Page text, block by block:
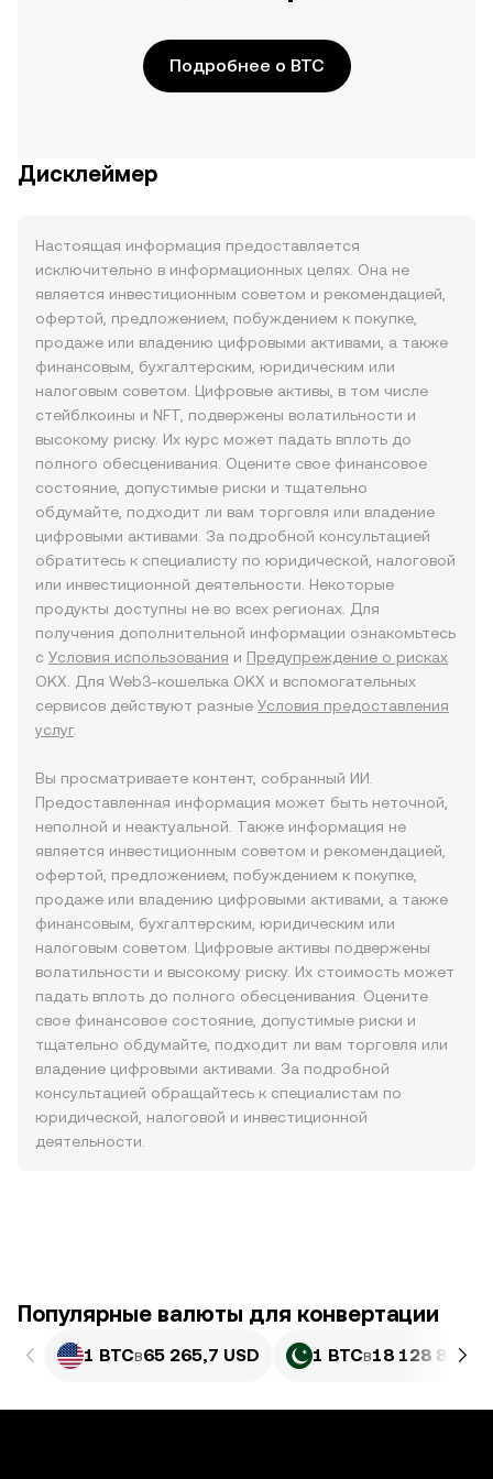
Подробнее о BTC
Дисклеймер
Настоящая информация предоставляется
исключительно в информационных целях. Она не
является инвестиционным советом и рекомендацией,
офертой, предложением, побуждением к покупке,
продаже или владению цифровыми активами, а также
финансовым, бухгалтерским, юридическим или
налоговым советом. Цифровые активы, в том числе
стейблкоины и NFT, подвержены волатильности и
высокому риску. Их курс может падать вплоть до
полного обесценивания. Оцените свое финансовое
состояние, допустимые риски и тщательно
обдумайте, подходит ли вам торговля или владение
цифровыми активами. За подробной консультацией
обратитесь к специалисту по юридической, налоговой
или инвестиционной деятельности. Некоторые
продукты доступны не во всех регионах. Для
получения дополнительной информации ознакомьтесь
с Условия использования и Предупреждение о рисках
OKX. Для Web3-кошелька OKX и вспомогательных
сервисов действуют разные Условия предоставления
услуг.
Вы просматриваете контент, собранный ИИ.
Предоставленная информация может быть неточной,
неполной и неактуальной. Также информация не
является инвестиционным советом и рекомендацией,
офертой, предложением, побуждением к покупке,
продаже или владению цифровыми активами, а также
финансовым, бухгалтерским, юридическим или
налоговым советом. Цифровые активы подвержены
волатильности и высокому риску. Их стоимость может
падать вплоть до полного обесценивания. Оцените
свое финансовое состояние, допустимые риски и
тщательно обдумайте, подходит ли вам торговля или
владение цифровыми активами. За подробной
консультацией обращайтесь к специалистам по
юридической, налоговой и инвестиционной
деятельности.
Популярные валюты для конвертации
1 BTCв65 265,7 USD 1 BTCв18 128